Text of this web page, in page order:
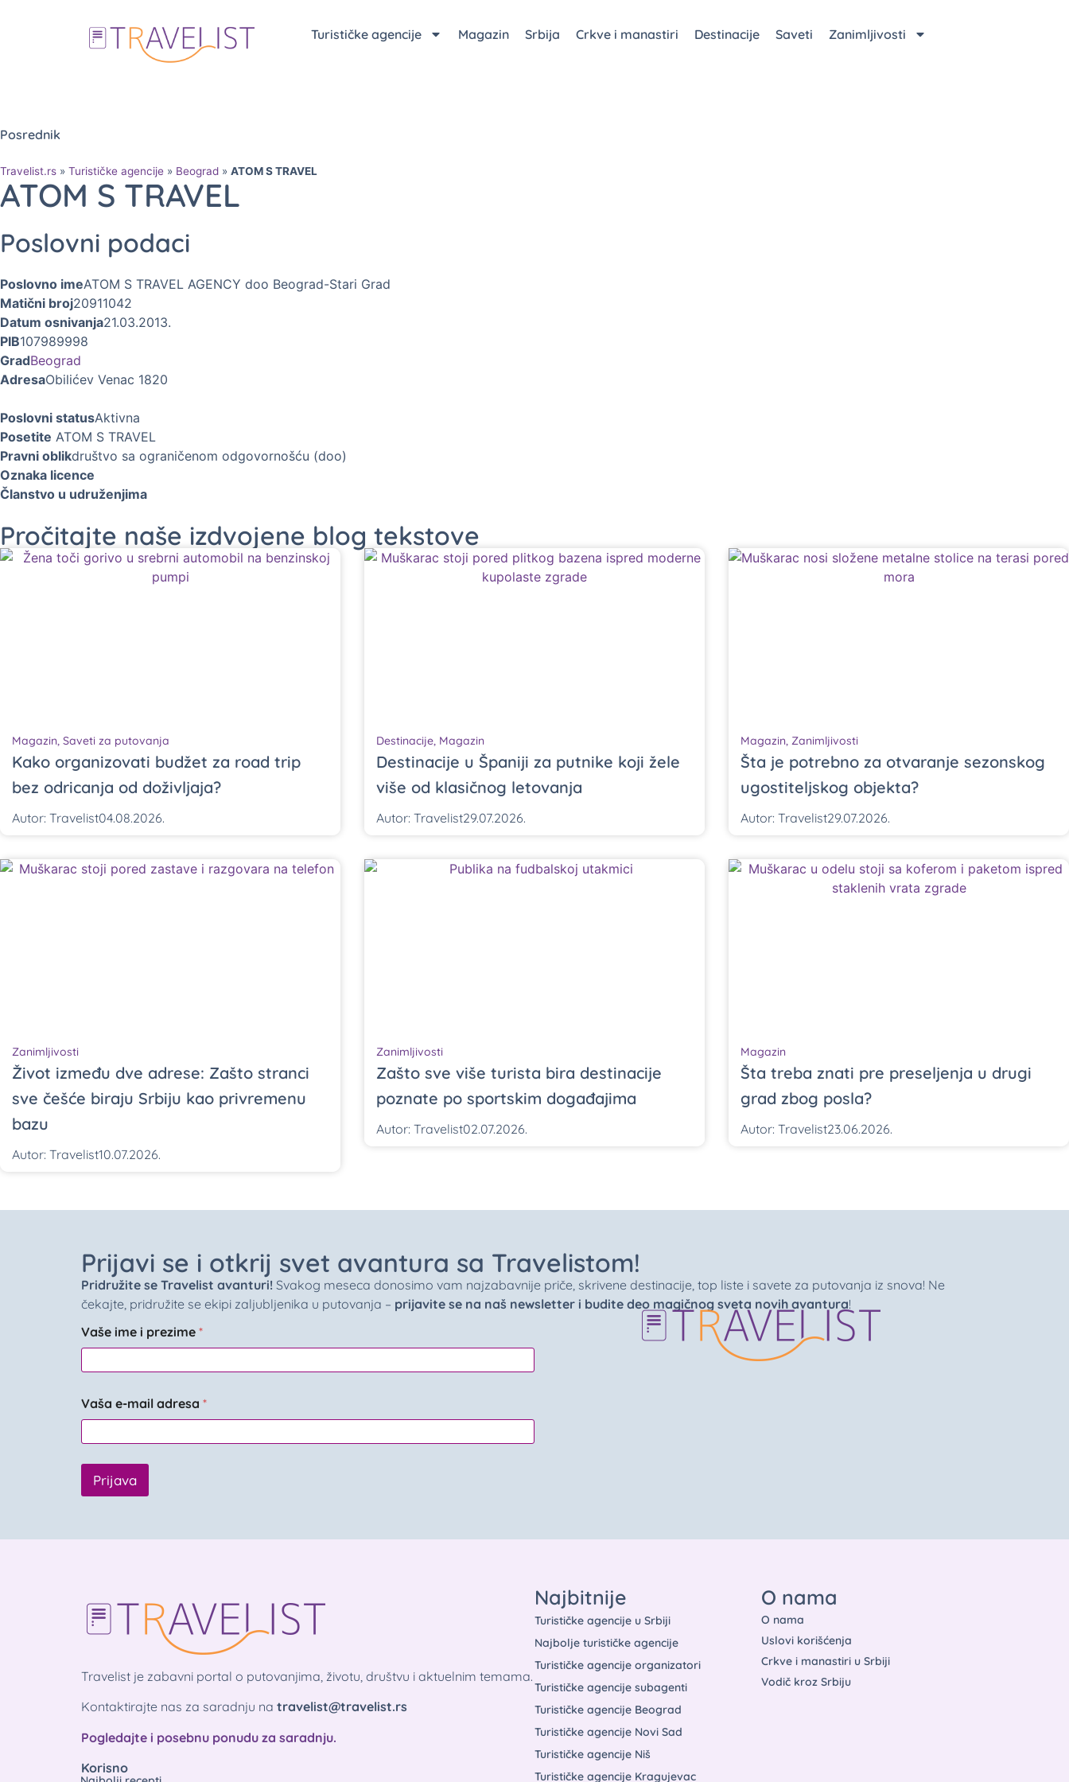
Turističke agencije Magazin Srbija Crkve i manastiri Destinacije Saveti Zanimljivosti
Posrednik
Travelist.rs » Turističke agencije » Beograd » ATOM S TRAVEL
ATOM S TRAVEL
Poslovni podaci
Poslovno imeATOM S TRAVEL AGENCY doo Beograd-Stari Grad
Matični broj20911042
Datum osnivanja21.03.2013.
PIB107989998
GradBeograd
AdresaObilićev Venac 1820
Poslovni statusAktivna
Posetite ATOM S TRAVEL
Pravni oblikdruštvo sa ograničenom odgovornošću (doo)
Oznaka licence
Članstvo u udruženjima
Pročitajte naše izdvojene blog tekstove
Magazin, Saveti za putovanja
Kako organizovati budžet za road trip
bez odricanja od doživljaja?
Autor: Travelist04.08.2026.
Destinacije, Magazin
Destinacije u Španiji za putnike koji žele
više od klasičnog letovanja
Autor: Travelist29.07.2026.
Magazin, Zanimljivosti
Šta je potrebno za otvaranje sezonskog
ugostiteljskog objekta?
Autor: Travelist29.07.2026.
Zanimljivosti
Život između dve adrese: Zašto stranci
sve češće biraju Srbiju kao privremenu
bazu
Autor: Travelist10.07.2026.
Zanimljivosti
Zašto sve više turista bira destinacije
poznate po sportskim događajima
Autor: Travelist02.07.2026.
Magazin
Šta treba znati pre preseljenja u drugi
grad zbog posla?
Autor: Travelist23.06.2026.
Prijavi se i otkrij svet avantura sa Travelistom!
Pridružite se Travelist avanturi! Svakog meseca donosimo vam najzabavnije priče, skrivene destinacije, top liste i savete za putovanja iz snova! Ne
čekajte, pridružite se ekipi zaljubljenika u putovanja – prijavite se na naš newsletter i budite deo magičnog sveta novih avantura!
Vaše ime i prezime *
Vaša e-mail adresa *
Prijava
Travelist je zabavni portal o putovanjima, životu, društvu i aktuelnim temama.
Kontaktirajte nas za saradnju na travelist@travelist.rs
Pogledajte i posebnu ponudu za saradnju.
Korisno
Najbitnije
Turističke agencije u Srbiji
Najbolje turističke agencije
Turističke agencije organizatori
Turističke agencije subagenti
Turističke agencije Beograd
Turističke agencije Novi Sad
Turističke agencije Niš
Turističke agencije Kragujevac
O nama
O nama
Uslovi korišćenja
Crkve i manastiri u Srbiji
Vodič kroz Srbiju